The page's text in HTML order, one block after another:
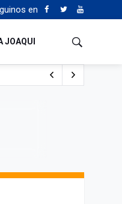
en
JOAQUI